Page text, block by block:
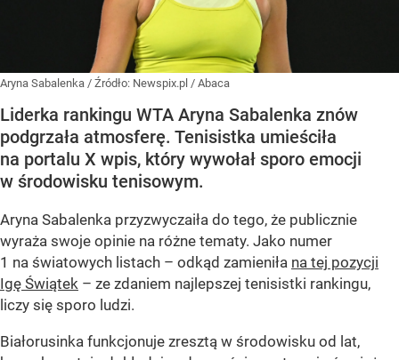
Aryna Sabalenka / Źródło: Newspix.pl / Abaca
Liderka rankingu WTA Aryna Sabalenka znów
podgrzała atmosferę. Tenisistka umieściła
na portalu X wpis, który wywołał sporo emocji
w środowisku tenisowym.
Aryna Sabalenka przyzwyczaiła do tego, że publicznie
wyraża swoje opinie na różne tematy. Jako numer
1 na światowych listach – odkąd zamieniła na tej pozycji
Igę Świątek – ze zdaniem najlepszej tenisistki rankingu,
liczy się sporo ludzi.
Białorusinka funkcjonuje zresztą w środowisku od lat,